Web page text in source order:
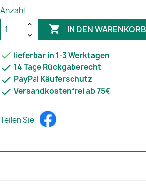
Anzahl
 IN DEN WARENKORB
 lieferbar in 1-3 Werktagen
 14 Tage Rückgaberecht
 PayPal Käuferschutz
 Versandkostenfrei ab 75€
Teilen Sie